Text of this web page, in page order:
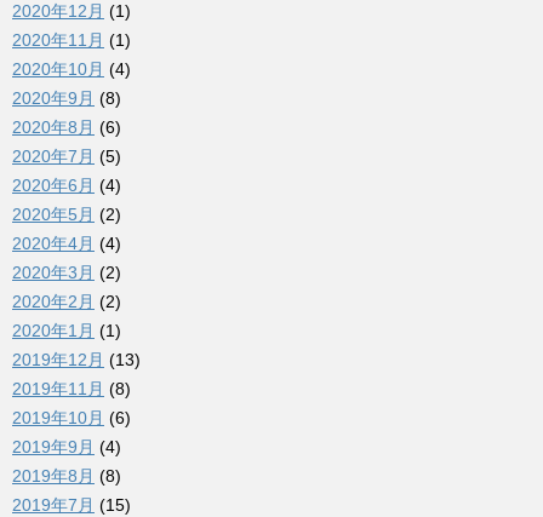
2020年12月 (1)
2020年11月 (1)
2020年10月 (4)
2020年9月 (8)
2020年8月 (6)
2020年7月 (5)
2020年6月 (4)
2020年5月 (2)
2020年4月 (4)
2020年3月 (2)
2020年2月 (2)
2020年1月 (1)
2019年12月 (13)
2019年11月 (8)
2019年10月 (6)
2019年9月 (4)
2019年8月 (8)
2019年7月 (15)